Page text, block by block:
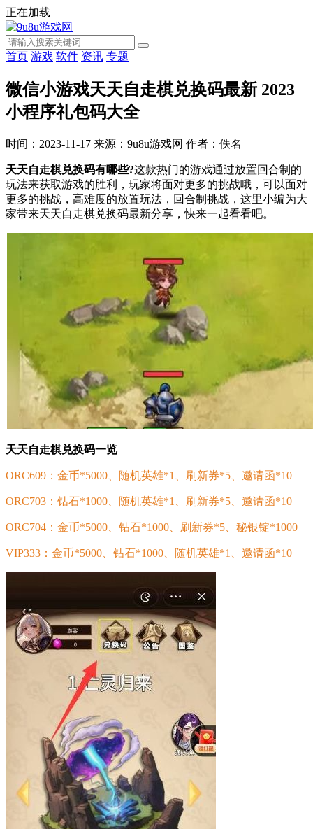
正在加载
首页 游戏 软件 资讯 专题
微信小游戏天天自走棋兑换码最新 2023
小程序礼包码大全
时间：2023-11-17 来源：9u8u游戏网 作者：佚名
天天自走棋兑换码有哪些?这款热门的游戏通过放置回合制的
玩法来获取游戏的胜利，玩家将面对更多的挑战哦，可以面对
更多的挑战，高难度的放置玩法，回合制挑战，这里小编为大
家带来天天自走棋兑换码最新分享，快来一起看看吧。
天天自走棋兑换码一览
ORC609：金币*5000、随机英雄*1、刷新券*5、邀请函*10
ORC703：钻石*1000、随机英雄*1、刷新券*5、邀请函*10
ORC704：金币*5000、钻石*1000、刷新券*5、秘银锭*1000
VIP333：金币*5000、钻石*1000、随机英雄*1、邀请函*10